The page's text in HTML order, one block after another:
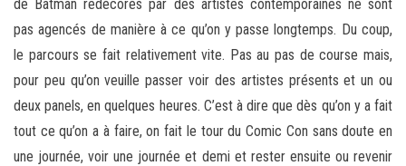
de Batman redécorés par des artistes contemporaines ne sont
pas agencés de manière à ce qu’on y passe longtemps. Du coup,
le parcours se fait relativement vite. Pas au pas de course mais,
pour peu qu’on veuille passer voir des artistes présents et un ou
deux panels, en quelques heures. C’est à dire que dès qu’on y a fait
tout ce qu’on a à faire, on fait le tour du Comic Con sans doute en
une journée, voir une journée et demi et rester ensuite ou revenir